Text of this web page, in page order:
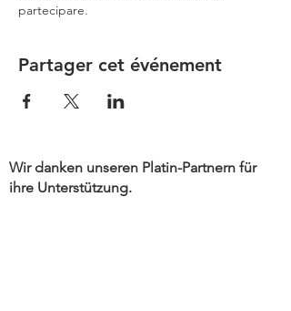
partecipare.
Partager cet événement
Wir danken unseren Platin-Partnern für
ihre Unterstützung.